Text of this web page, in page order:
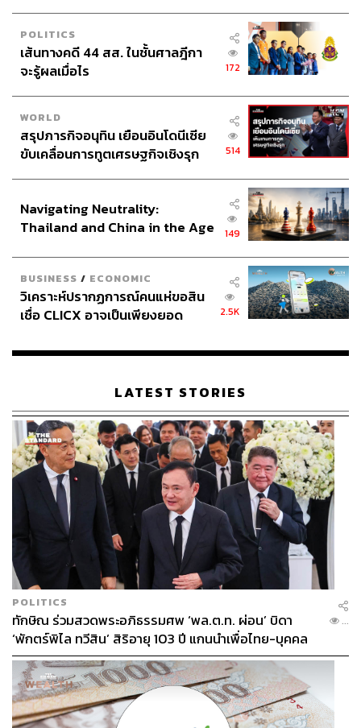
POLITICS
เส้นทางคดี 44 สส. ในชั้นศาลฎีกา
จะรู้ผลเมื่อไร
172
WORLD
สรุปภารกิจอนุทิน เยือนอินโดนีเซีย
ขับเคลื่อนการทูตเศรษฐกิจเชิงรุก
514
Navigating Neutrality:
Thailand and China in the Age
149
BUSINESS / ECONOMIC
วิเคราะห์ปรากฏการณ์คนแห่ขอสิน
เชื่อ CLICX อาจเป็นเพียงยอด
เรือนไทยที่ถูกซุกไว้
2.5K
LATEST STORIES
POLITICS
ทักษิณ ร่วมสวดพระอภิธรรมศพ ‘พล.ต.ท. ผ่อน’ บิดา
‘พักตร์พิไล ทวีสิน’ สิริอายุ 103 ปี แกนนำเพื่อไทย-บุคคล
หลากวงการร่วมอาลัย
...